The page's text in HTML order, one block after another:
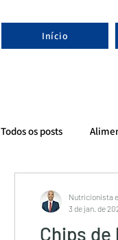
Início
Todos os posts
Chips
Nutricionista
3 de jan. de